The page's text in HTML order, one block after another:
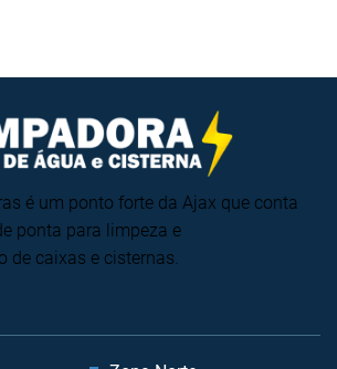
é um ponto forte da Ajax que conta
ponta para limpeza e
de caixas e cisternas.